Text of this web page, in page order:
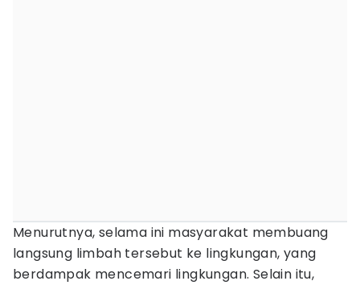
Menurutnya, selama ini masyarakat membuang
langsung limbah tersebut ke lingkungan, yang
berdampak mencemari lingkungan. Selain itu,